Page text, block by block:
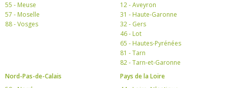
55 - Meuse
57 - Moselle
88 - Vosges
12 - Aveyron
31 - Haute-Garonne
32 - Gers
46 - Lot
65 - Hautes-Pyrénées
81 - Tarn
82 - Tarn-et-Garonne
Nord-Pas-de-Calais
Pays de la Loire